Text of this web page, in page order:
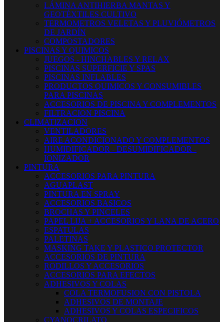
LÁMINA ANTIHIERBA MANTAS Y
GEOTÉXTILES CULTIVO
TERMOMETROS VELETAS Y PLUVIÓMETROS
DE JARDÍN
COMPOSTADORES
PISCINAS Y QUIMICOS
JUEGOS - HINCHABLES Y RELAX
PISCINAS SUPERFICIE Y SPAS
PISCINAS INFLABLES
PRODUCTOS QUIMICOS Y CONSUMIBLES
PARA PISCINAS
ACCESORIOS DE PISCINA Y COMPLEMENTOS
FILTRACION PISCINA
CLIMATIZACION
VENTILADORES
AIRE ACONDICIONADO Y COMPLEMENTOS
HUMIDIFICADOR - DESUMIDIFICADOR -
IONIZADOR
PINTURA
ACCESORIOS PARA PINTURA
AGUAPLAST
PINTURA EN SPRAY
ACCESORIOS BASICOS
BROCHAS Y PINCELES
PAPEL LIJA + ACCESORIOS Y LANA DE ACERO
ESPATULAS
PALETINAS
MASKING TAKE Y PLASTICO PROTECTOR
ACCESORIOS DE PINTURA
RODILLOS Y ACCESORIOS
ACCESORIOS PARA EFECTOS
ADHESIVOS Y COLAS
COLA TERMOFUSION CON PISTOLA
ADHESIVOS DE MONTAJE
ADHESIVOS Y COLAS ESPECIFICOS
CYANOCRILATO